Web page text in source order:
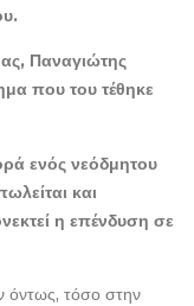
Παναγιώτης
που του τέθηκε
ενός νεόδμητου
και
η επένδυση σε
όντως, τόσο στην